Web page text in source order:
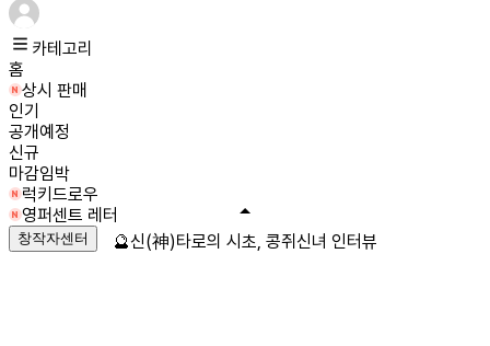
카테고리
홈
상시 판매
인기
공개예정
신규
마감임박
럭키드로우
영퍼센트 레터
창작자센터 🔮신(神)타로의 시초, 콩쥐신녀 인터뷰